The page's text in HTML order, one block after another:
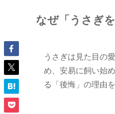
なぜ「うさぎ
うさぎは見た目の
め、安易に飼い始
る「後悔」の理由